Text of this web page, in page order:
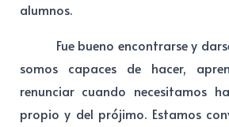
alumnos.
Fue bueno encontrarse y
somos capaces de hacer,
renunciar cuando necesitamos
propio y del prójimo. Estamos